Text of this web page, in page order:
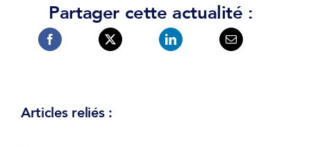
Partager cette actualité :
Articles reliés :